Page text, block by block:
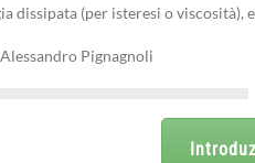
dissipata (per isteresi o viscosità),
Pignagnoli